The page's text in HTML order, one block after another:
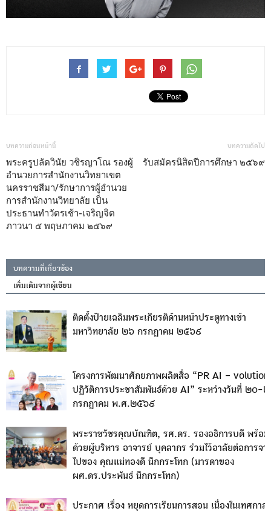
บทความก่อนหน้านี้
พระครูปลัดวินัย วชิรญาโณ รองผู้
อำนวยการสำนักงานวิทยาเขต
นครราชสีมา/รักษาการผู้อำนวย
การสำนักงานวิทยาลัย เป็น
ประธานทำวัตรเช้า-เจริญจิต
ภาวนา ๕ พฤษภาคม ๒๕๖๙
บทความถัดไป
รับสมัครนิสิตปีการศึกษา ๒๕๖๙
บทความที่เกี่ยวข้อง
เพิ่มเติมจากผู้เขียน
ติดตั้งป้ายเฉลิมพระเกียรติด้านหน้าประตูทางเข้า
มหาวิทยาลัย ๒๖ กรกฎาคม ๒๕๖๙
โครงการพัฒนาศักยภาพผลิตสื่อ “PR AI – volution
ปฏิวัติการประชาสัมพันธ์ด้วย AI” ระหว่างวันที่ ๒๐-
กรกฎาคม พ.ศ.๒๕๖๙
พระราชวัชรคุณบัณฑิต, รศ.ดร. รองอธิการบดี พร้อม
ด้วยผู้บริหาร อาจารย์ บุคลากร ร่วมไว้อาลัยต่อการจา
ไปของ คุณแม่ทองดี นึกกระโทก (มารดาของ
ผศ.ดร.ประพันธ์ นึกกระโทก)
ประกาศ เรื่อง หยุดการเรียนการสอน เนื่องในเทศกาล